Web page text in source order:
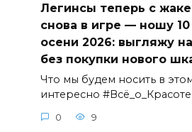
Легинсы теперь с
снова в игре — ношу
осени 2026: выгляжу
без покупки нового
Что мы будем носить в
интересно #Всё_о_Красоте
0 9